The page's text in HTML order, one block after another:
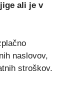
ali je v
naslovov,
stroškov.